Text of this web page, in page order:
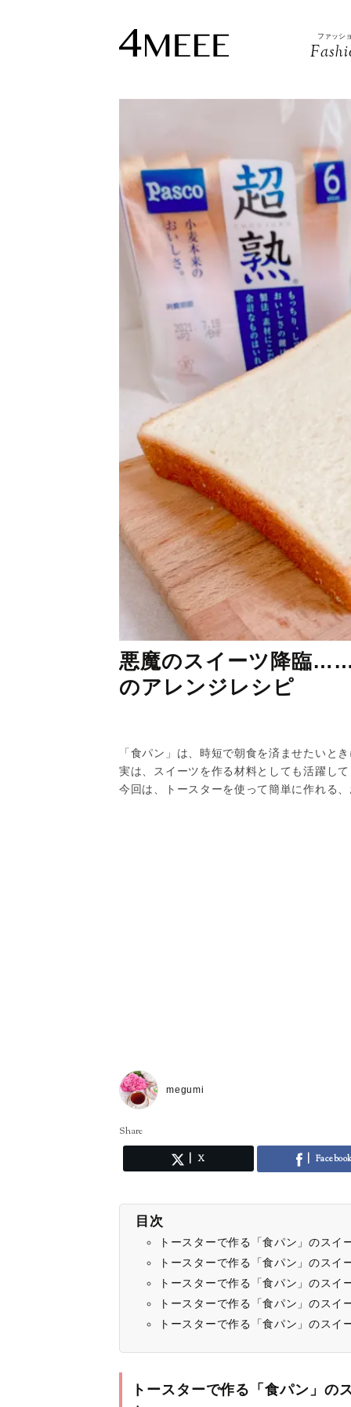
ファッシ
悪魔のスイーツ降臨
のアレンジレシピ
「食パン」は、時短で朝食を済ませたいと
実は、スイーツを作る材料としても活躍し
今回は、トースターを使って簡単に作れる
megumi
Share
X
目次
トースターで作る「食パン」のス
トースターで作る「食パン」のス
トースターで作る「食パン」のス
トースターで作る「食パン」のス
トースターで作る「食パン」のス
トースターで作る「食パン」